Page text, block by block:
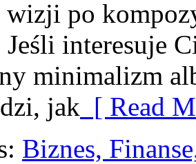
po
Jeśli interesuje
minimalizm
jak [ Read
Biznes,